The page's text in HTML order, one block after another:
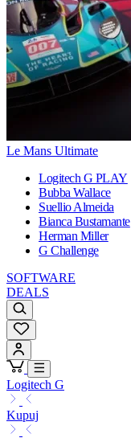
Le Mans Ultimate
Logitech G PLAY
Bubba Wallace
Suellio Almeida
Bianca Bustamante
Herman Miller
G Challenge
SOFTWARE
DEALS
Logitech G
Kupuj